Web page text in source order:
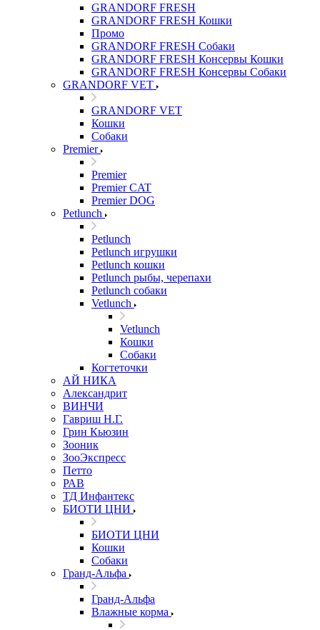
GRANDORF FRESH
GRANDORF FRESH Кошки
Промо
GRANDORF FRESH Собаки
GRANDORF FRESH Консервы Кошки
GRANDORF FRESH Консервы Собаки
GRANDORF VET
GRANDORF VET
Кошки
Собаки
Premier
Premier
Premier CAT
Premier DOG
Petlunch
Petlunch
Petlunch игрушки
Petlunch кошки
Petlunch рыбы, черепахи
Petlunch собаки
Vetlunch
Vetlunch
Кошки
Собаки
Когтеточки
АЙ НИКА
Александрит
ВИНЧИ
Гавриш Н.Г.
Грин Кьюзин
Зооник
ЗооЭкспресс
Петто
РАВ
ТД Инфантекс
БИОТИ ЦНИ
БИОТИ ЦНИ
Кошки
Собаки
Гранд-Альфа
Гранд-Альфа
Влажные корма